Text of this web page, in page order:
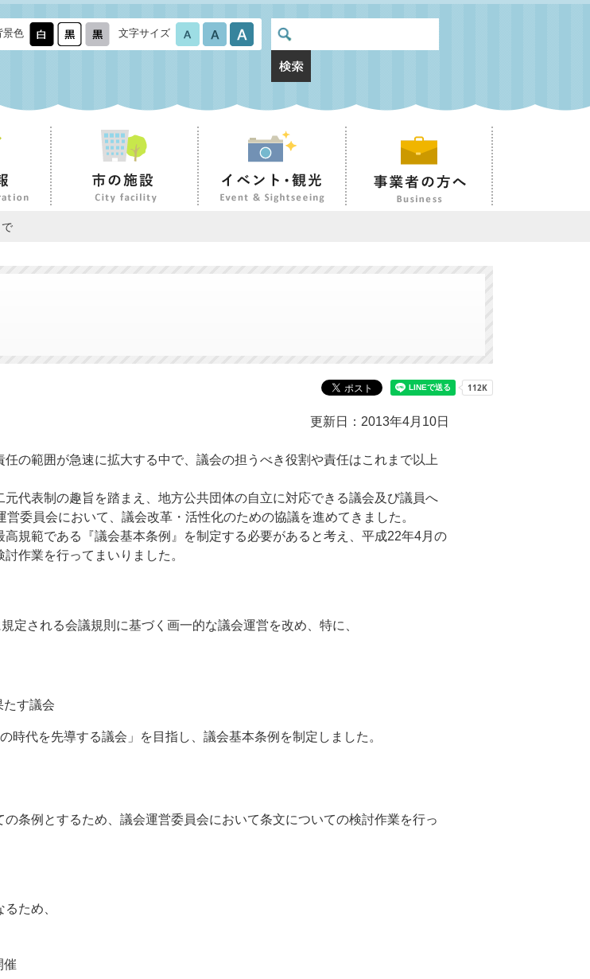
景色 文字サイズ
更新日：2013年4月10日
の範囲が急速に拡大する中で、議会の担うべき役割や責任はこれまで以上
代表制の趣旨を踏まえ、地方公共団体の自立に対応できる議会及び議員へ
委員会において、議会改革・活性化のための協議を進めてきました。
規範である『議会基本条例』を制定する必要があると考え、平成22年4月の
作業を行ってまいりました。
定される会議規則に基づく画一的な議会運営を改め、特に、
たす議会
代を先導する議会」を目指し、議会基本条例を制定しました。
条例とするため、議会運営委員会において条文についての検討作業を行っ
ため、
催